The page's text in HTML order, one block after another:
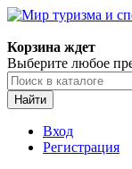
Корзина ждет
Выберите любое
Найти
Вход
Регистрация